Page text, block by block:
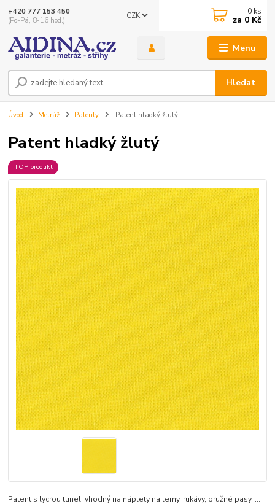
Menu
CZK
Hledat
+420 777 153 450
(Po-Pá, 8-16 hod.)
0 ks
za 0 Kč
Úvod Metráž Patenty Patent hladký žlutý
Patent hladký žlutý
TOP produkt
Patent s lycrou tunel, vhodný na náplety na lemy, rukávy, pružné pasy,....